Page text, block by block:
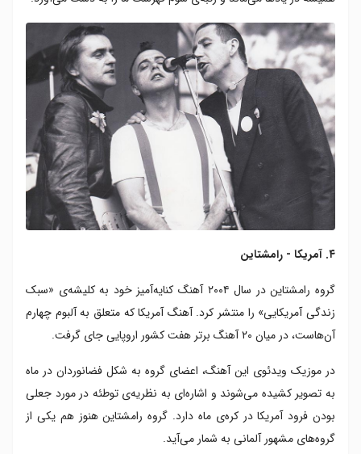
۴. آمریکا - رامشتاین
گروه رامشتاین در سال ۲۰۰۴ آهنگ کنایه‌آمیز خود به کلیشه‌ی «سبک
زندگی آمریکایی» را منتشر کرد. آهنگ آمریکا که متعلق به آلبوم چهارم
آن‌هاست، در میان ۲۰ آهنگ برتر هفت کشور اروپایی جای گرفت.
در موزیک ویدئوی این آهنگ، اعضای گروه به شکل فضانوردان در ماه
به تصویر کشیده می‌شوند و اشاره‌ای به نظریه‌ی توطئه در مورد جعلی
بودن فرود آمریکا در کره‌ی ماه دارد. گروه رامشتاین هنوز هم یکی از
گروه‌های مشهور آلمانی به شمار می‌آید.